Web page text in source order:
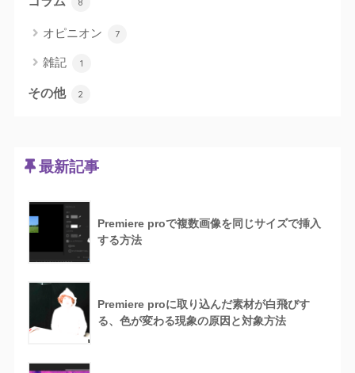
オピニオン 7
雑記 1
その他 2
最新記事
Premiere proで複数画像を同じサイズで挿入
する方法
Premiere proに取り込んだ素材が白飛びす
る、色が変わる現象の原因と対象方法